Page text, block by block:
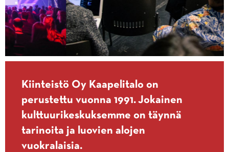
Kiinteistö Oy Kaapelitalo on
perustettu vuonna 1991. Jokainen
kulttuurikeskuksemme on täynnä
tarinoita ja luovien alojen
vuokralaisia.